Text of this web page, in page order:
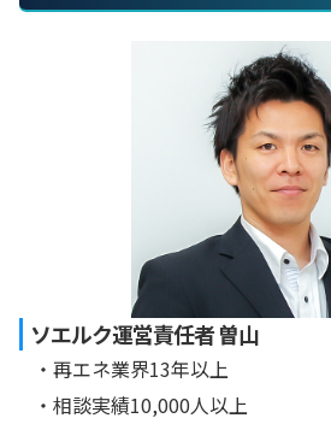
ソエルク運営責任者 曽山
・再エネ業界13年以上
・相談実績10,000人以上